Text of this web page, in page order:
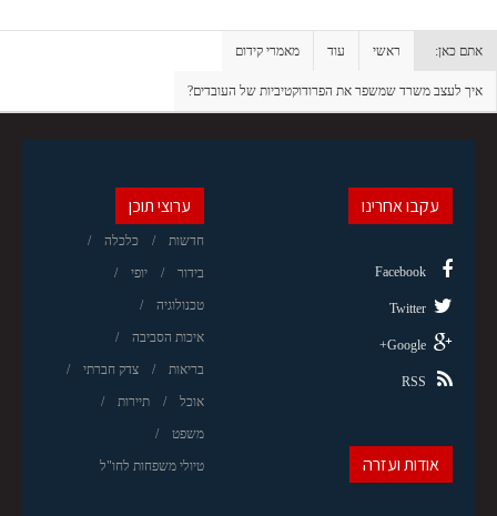
אתם כאן: ראשי עוד מאמרי קידום
איך לעצב משרד שמשפר את הפרודוקטיביות של העובדים?
ערוצי תוכן
חדשות כלכלה
בידור יופי
טכנולוגיה
איכות הסביבה
בריאות צדק חברתי
אוכל תיירות
משפט
טיולי משפחות לחו"ל
עקבו אחרינו
Facebook
Twitter
Google+
RSS
אודות ועזרה